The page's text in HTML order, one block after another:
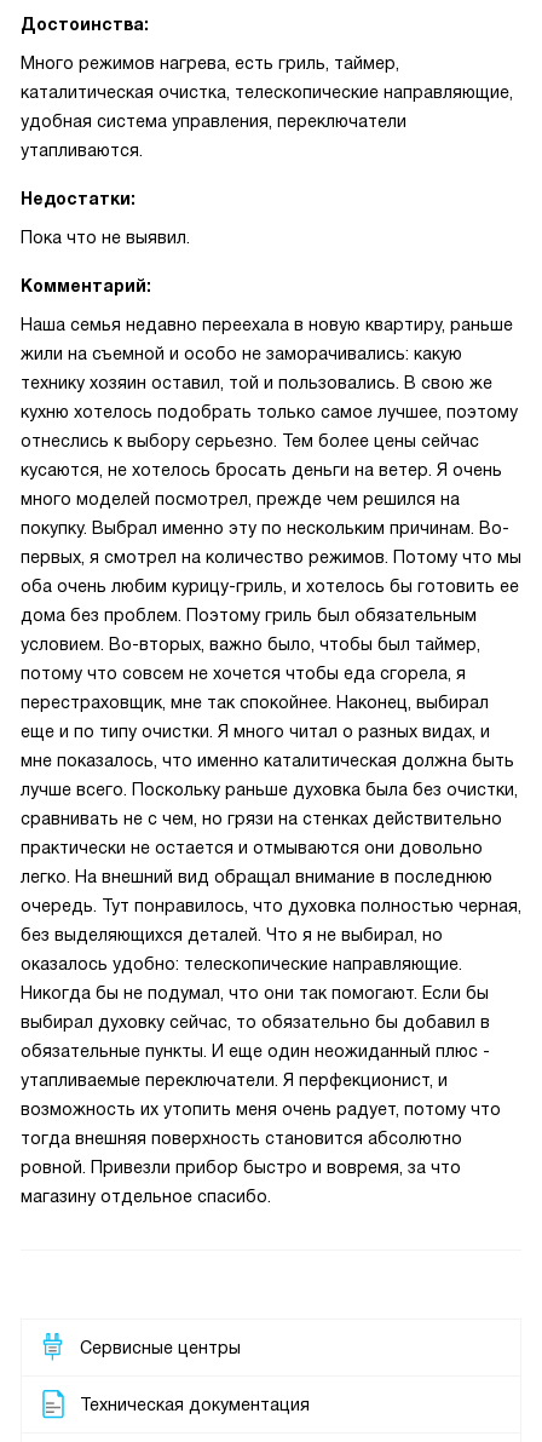
Достоинства:
Много режимов нагрева, есть гриль, таймер,
каталитическая очистка, телескопические направляющие,
удобная система управления, переключатели
утапливаются.
Недостатки:
Пока что не выявил.
Комментарий:
Наша семья недавно переехала в новую квартиру, раньше
жили на съемной и особо не заморачивались: какую
технику хозяин оставил, той и пользовались. В свою же
кухню хотелось подобрать только самое лучшее, поэтому
отнеслись к выбору серьезно. Тем более цены сейчас
кусаются, не хотелось бросать деньги на ветер. Я очень
много моделей посмотрел, прежде чем решился на
покупку. Выбрал именно эту по нескольким причинам. Во-
первых, я смотрел на количество режимов. Потому что мы
оба очень любим курицу-гриль, и хотелось бы готовить ее
дома без проблем. Поэтому гриль был обязательным
условием. Во-вторых, важно было, чтобы был таймер,
потому что совсем не хочется чтобы еда сгорела, я
перестраховщик, мне так спокойнее. Наконец, выбирал
еще и по типу очистки. Я много читал о разных видах, и
мне показалось, что именно каталитическая должна быть
лучше всего. Поскольку раньше духовка была без очистки,
сравнивать не с чем, но грязи на стенках действительно
практически не остается и отмываются они довольно
легко. На внешний вид обращал внимание в последнюю
очередь. Тут понравилось, что духовка полностью черная,
без выделяющихся деталей. Что я не выбирал, но
оказалось удобно: телескопические направляющие.
Никогда бы не подумал, что они так помогают. Если бы
выбирал духовку сейчас, то обязательно бы добавил в
обязательные пункты. И еще один неожиданный плюс -
утапливаемые переключатели. Я перфекционист, и
возможность их утопить меня очень радует, потому что
тогда внешняя поверхность становится абсолютно
ровной. Привезли прибор быстро и вовремя, за что
магазину отдельное спасибо.
Сервисные центры
Техническая документация